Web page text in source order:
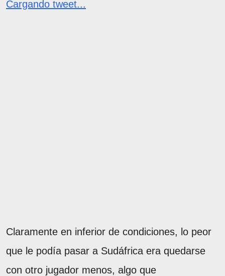
Cargando tweet...
Claramente en inferior de condiciones, lo peor
que le podía pasar a Sudáfrica era quedarse
con otro jugador menos, algo que